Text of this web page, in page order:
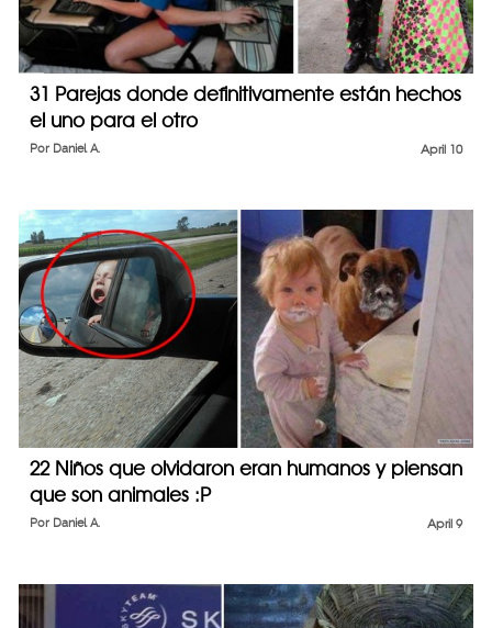
31 Parejas donde definitivamente están hechos
el uno para el otro
April 10
Por Daniel A.
22 Niños que olvidaron eran humanos y piensan
que son animales :P
April 9
Por Daniel A.